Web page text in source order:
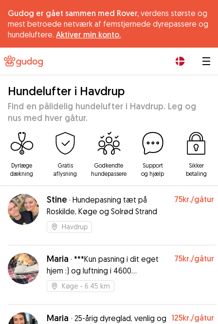
Gudog er gået sammen med Rover, verdens største og
mest betroede netværk af femstjernede dyrepassere og
hundeluftere. Aktiver min konto.
Hundelufter i Havdrup
Find en pålidelig hundelufter i Havdrup. Leg og
nus med hver gåtur.
Dyrlæge
dækning
Gratis
aflysning
Godkendte
hundepassere
Support
og hjælp
Sikker
betaling
Stine · Hundepasning tæt på
Roskilde, Køge og Solrød Strand
75kr./gåtur
Havdrup
Maria · ***Kun pasning i dit eget
hjem :) og luftning i 4600
område.***
75kr./gåtur
Køge - 6.45 km
Maria · 25-årig dyreglad, venlig og 125kr./gåtur